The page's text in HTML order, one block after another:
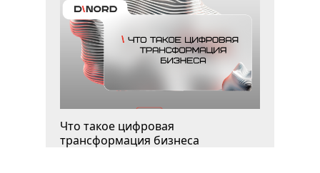
Что такое цифровая
трансформация бизнеса